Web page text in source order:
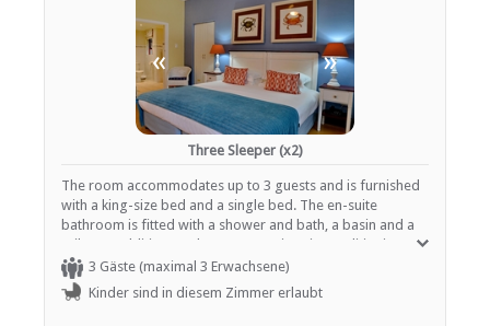
« »
Three Sleeper (x2)
The room accommodates up to 3 guests and is furnished
with a king-size bed and a single bed. The en-suite
bathroom is fitted with a shower and bath, a basin and a
toilet. In addition, each room contains air-conditioning, a
TV with selected DStv channels and tea- and coffee-
making facilities.
3 Gäste (maximal 3 Erwachsene)
Kinder sind in diesem Zimmer erlaubt